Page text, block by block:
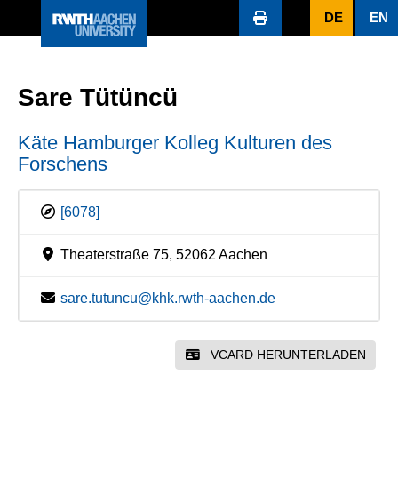
DE EN
Sare Tütüncü
Käte Hamburger Kolleg Kulturen des
Forschens
[6078]
Theaterstraße 75, 52062 Aachen
sare.tutuncu@khk.rwth-aachen.de
VCARD HERUNTERLADEN